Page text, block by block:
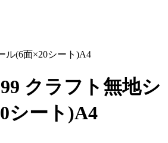
ル(6面×20シート)A4
クラフト無地シ
シート)A4